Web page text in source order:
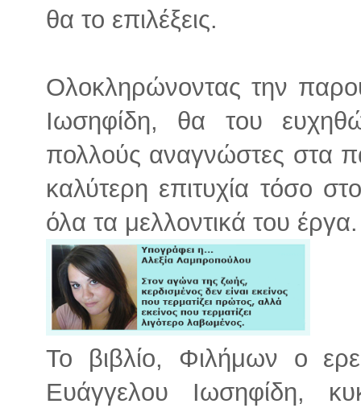
θα το επιλέξεις.
Ολοκληρώνοντας την
Ιωσηφίδη, θα του
πολλούς αναγνώστες στα
καλύτερη επιτυχία τόσο
όλα τα μελλοντικά του έργα.
Το βιβλίο, Φιλήμων ο
Ευάγγελου Ιωσηφίδη,